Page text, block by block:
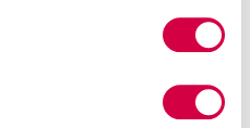
wat het beste bij jou past.
begeleiden en al je vragen